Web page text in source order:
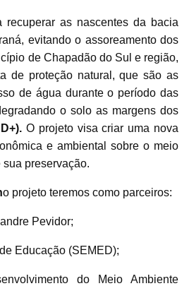
recuperar as nascentes da bacia
evitando o assoreamento dos
de Chapadão do Sul e região,
de proteção natural, que são as
de água durante o período das
o solo as margens dos
O projeto visa criar uma nova
e ambiental sobre o meio
preservação.
o projeto teremos como parceiros:
Pevidor;
Educação (SEMED);
do Meio Ambiente